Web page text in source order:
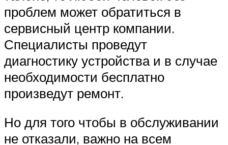
проблем может обратиться в
сервисный центр компании.
Специалисты проведут
диагностику устройства и в случае
необходимости бесплатно
произведут ремонт.
Но для того чтобы в обслуживании
не отказали, важно на всем